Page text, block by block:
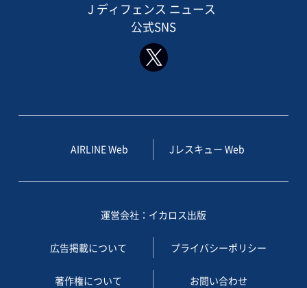
J ディフェンス ニュース
公式SNS
AIRLINE Web Jレスキュー Web
運営会社：イカロス出版
広告掲載について プライバシーポリシー
著作権について お問い合わせ